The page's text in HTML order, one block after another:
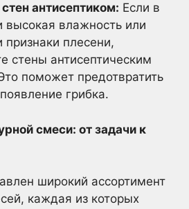
антисептиком: Если в
влажность или
признаки плесени,
стены антисептическим
поможет предотвратить
грибка.
смеси: от задачи к
широкий ассортимент
каждая из которых